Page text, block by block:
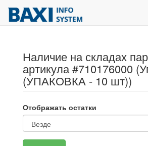
Наличие на складах
артикула #710176000
(УПАКОВКА - 10 шт))
Отображать остатки